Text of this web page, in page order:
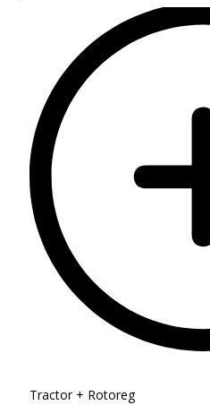
Tractor + Rotoreg